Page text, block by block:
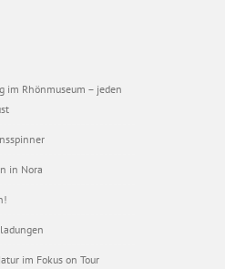
im Rhönmuseum – jeden
in Nora
im Fokus on Tour